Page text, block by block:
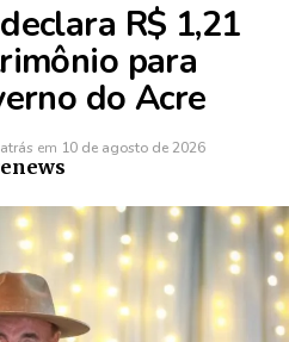
R$ 1,21
para
do Acre
em 10 de agosto de 2026